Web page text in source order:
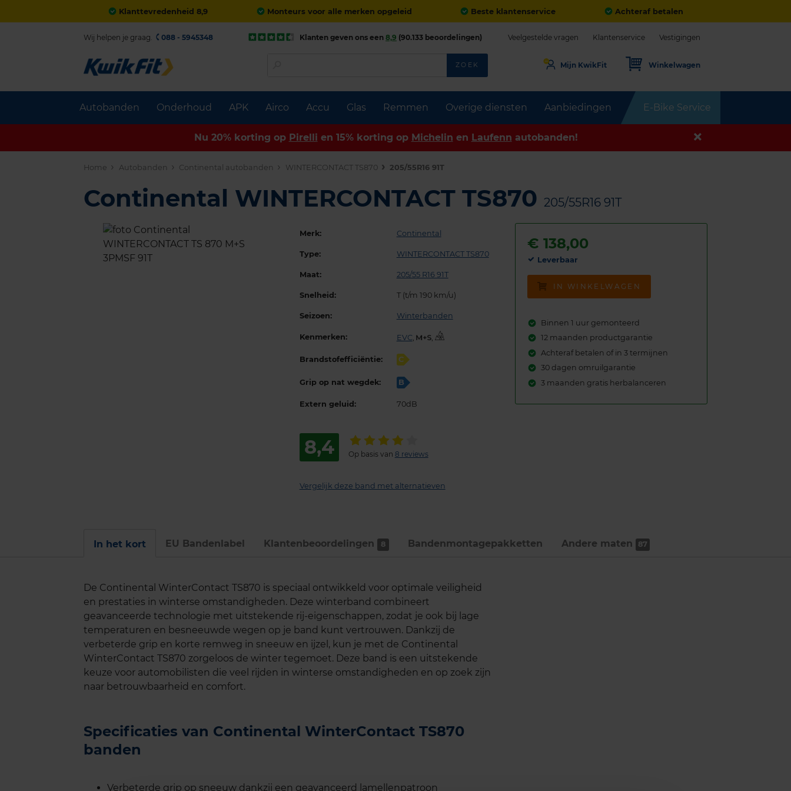
Klanttevredenheid 8,9 Monteurs voor alle merken opgeleid Beste klantenservice Achteraf betalen
Autobanden Onderhoud APK Airco Accu Glas Remmen Overige diensten Aanbiedingen E-Bike Service
Wij helpen je graag. 088 - 5945348 Klanten geven ons een 8,9 (90.133 beoordelingen) Veelgestelde vragen Klantenservice Vestigingen
ZOEK Mijn KwikFit Winkelwagen
Nu 20% korting op Pirelli en 15% korting op Michelin en Laufenn autobanden!
Home Autobanden Continental autobanden WINTERCONTACT TS870 205/55R16 91T
Continental WINTERCONTACT TS870 205/55R16 91T
Merk: Continental
Type: WINTERCONTACT TS870
Maat: 205/55 R16 91T
Snelheid: T (t/m 190 km/u)
Seizoen: Winterbanden
Kenmerken: EVC, ,
Brandstofefficiëntie: C
Grip op nat wegdek: B
Extern geluid: 70dB
8,4 Op basis van 8 reviews
Vergelijk deze band met alternatieven
€138,00
Leverbaar
IN WINKELWAGEN
Binnen 1 uur gemonteerd
12 maanden productgarantie
Achteraf betalen of in 3 termijnen
30 dagen omruilgarantie
3 maanden gratis herbalanceren
In het kort EU Bandenlabel Klantenbeoordelingen 8 Bandenmontage­pakketten Andere maten 87
De Continental WinterContact TS870 is speciaal ontwikkeld voor optimale veiligheid
en prestaties in winterse omstandigheden. Deze winterband combineert
geavanceerde technologie met uitstekende rij-eigenschappen, zodat je ook bij lage
temperaturen en besneeuwde wegen op je band kunt vertrouwen. Dankzij de
verbeterde grip en korte remweg in sneeuw en ijzel, kun je met de Continental
WinterContact TS870 zorgeloos de winter tegemoet. Deze band is een uitstekende
keuze voor automobilisten die veel rijden in winterse omstandigheden en op zoek zijn
naar betrouwbaarheid en comfort.
Specificaties van Continental WinterContact TS870
banden
Verbeterde grip op sneeuw dankzij een geavanceerd lamellenpatroon